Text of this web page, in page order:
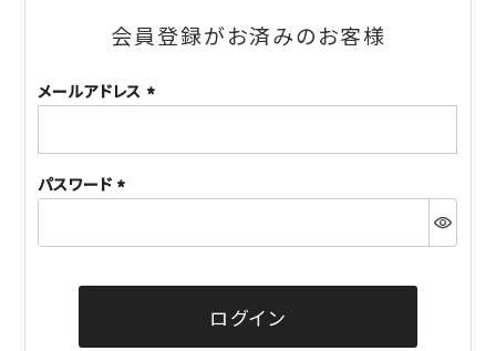
会員登録がお済みのお客様
メールアドレス
須)
パスワード
須)
ログイン